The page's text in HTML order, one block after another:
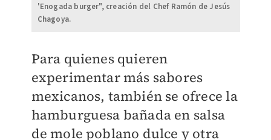
'Enogada burger", creación del Chef Ramón de Jesús
Chagoya.
Para quienes quieren
experimentar más sabores
mexicanos, también se ofrece la
hamburguesa bañada en salsa
de mole poblano dulce y otra